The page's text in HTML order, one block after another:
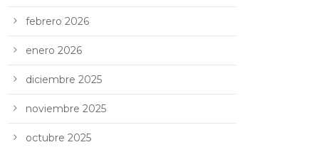
febrero 2026
enero 2026
diciembre 2025
noviembre 2025
octubre 2025